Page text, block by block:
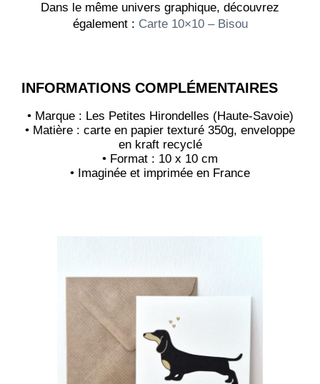
Dans le même univers graphique, découvrez
également : Carte 10×10 – Bisou
INFORMATIONS COMPLÉMENTAIRES
• Marque : Les Petites Hirondelles (Haute-Savoie)
• Matière : carte en papier texturé 350g, enveloppe
en kraft recyclé
• Format : 10 x 10 cm
• Imaginée et imprimée en France